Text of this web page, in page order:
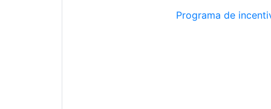
Programa de